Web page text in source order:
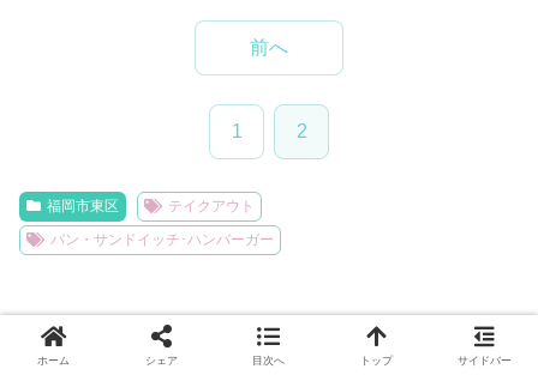
前へ
1 2
福岡市東区
テイクアウト
パン・サンドイッチ･ハンバーガー
ホーム シェア 目次へ トップ サイドバー